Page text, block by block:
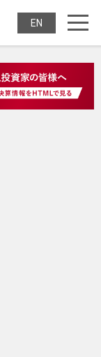
・リート
ENGLISH